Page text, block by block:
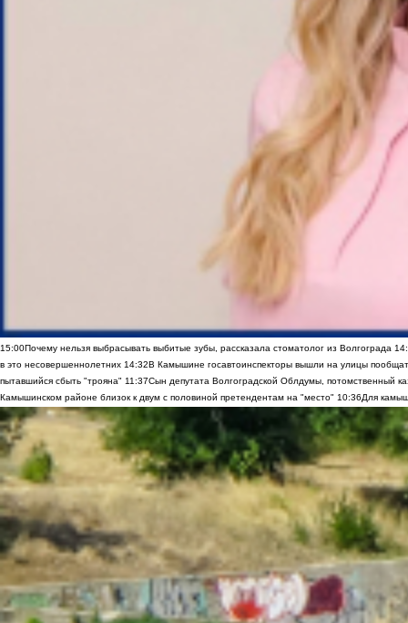
15:00Почему нельзя выбрасывать выбитые зубы, рассказала стоматолог из Волгограда
в это несовершеннолетних 14:32В Камышине госавтоинспекторы вышли на улицы
пытавшийся сбыть "трояна" 11:37Сын депутата Волгоградской Облдумы, потомственный
Камышинском районе близок к двум с половиной претендентам на "место" 10:36Для